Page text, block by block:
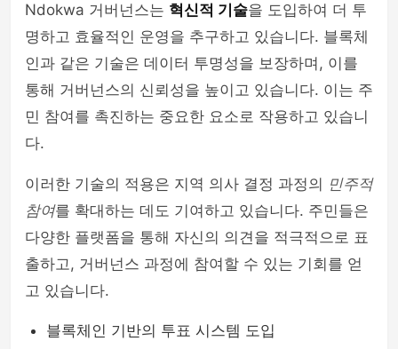
Ndokwa 거버넌스는 혁신적 기술을 도입하여 더 투
명하고 효율적인 운영을 추구하고 있습니다. 블록체
인과 같은 기술은 데이터 투명성을 보장하며, 이를
통해 거버넌스의 신뢰성을 높이고 있습니다. 이는 주
민 참여를 촉진하는 중요한 요소로 작용하고 있습니
다.
이러한 기술의 적용은 지역 의사 결정 과정의 민주적
참여를 확대하는 데도 기여하고 있습니다. 주민들은
다양한 플랫폼을 통해 자신의 의견을 적극적으로 표
출하고, 거버넌스 과정에 참여할 수 있는 기회를 얻
고 있습니다.
블록체인 기반의 투표 시스템 도입